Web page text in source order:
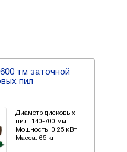
тм заточной
пил
Диаметр дисковых
пил: 140-700 мм
Мощность: 0,25 кВт
Масса: 65 кг